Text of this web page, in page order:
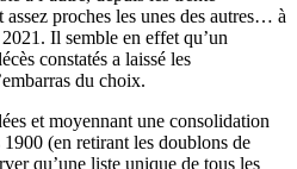
assez proches les unes des autres… à
Il semble en effet qu’un
constatés a laissé les
du choix.
et moyennant une consolidation
(en retirant les doublons de
qu’une liste unique de tous les